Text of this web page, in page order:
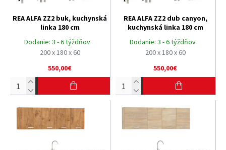
Dodanie: 3 - 6 týždňov
200 x 180 x 60
REA ALFA ZZ2 buk, kuchynská
linka 180 cm
550,00€
Dodanie: 3 - 6 týždňov
200 x 180 x 60
REA ALFA ZZ2 dub canyon,
kuchynská linka 180 cm
550,00€